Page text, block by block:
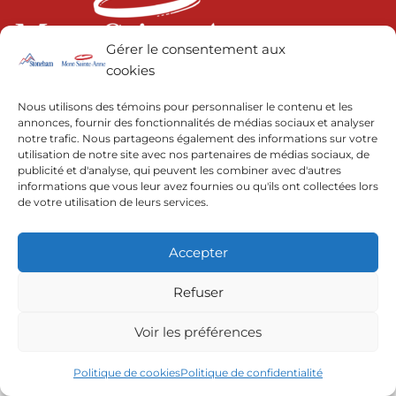
Gérer le consentement aux
cookies
Nous utilisons des témoins pour personnaliser le contenu et les
annonces, fournir des fonctionnalités de médias sociaux et analyser
notre trafic. Nous partageons également des informations sur votre
utilisation de notre site avec nos partenaires de médias sociaux, de
publicité et d'analyse, qui peuvent les combiner avec d'autres
informations que vous leur avez fournies ou qu'ils ont collectées lors
de votre utilisation de leurs services.
Accepter
Refuser
Voir les préférences
Politique de cookiesPolitique de confidentialité
© 2022 | Resorts of the Canadian Rockies